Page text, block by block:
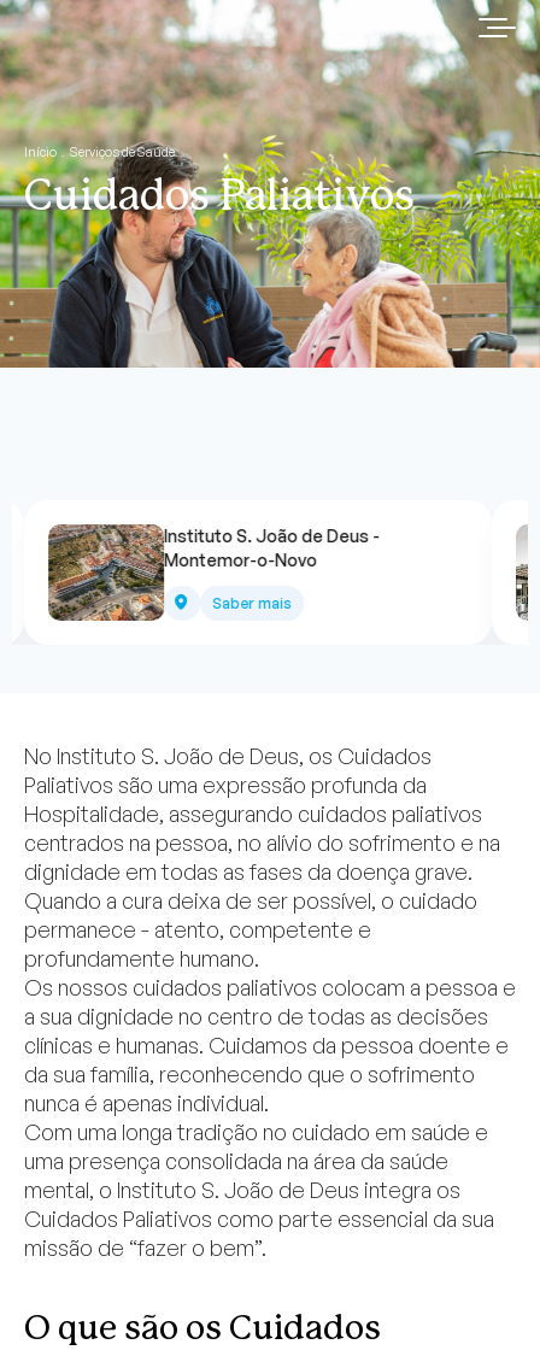
Início Serviços de Saúde
Cuidados Paliativos
Instituto S. João de Deus -
Montemor-o-Novo
Saber mais
No Instituto S. João de Deus, os Cuidados
Paliativos são uma expressão profunda da
Hospitalidade, assegurando cuidados paliativos
centrados na pessoa, no alívio do sofrimento e na
dignidade em todas as fases da doença grave.
Quando a cura deixa de ser possível, o cuidado
permanece - atento, competente e
profundamente humano.
Os nossos cuidados paliativos colocam a pessoa e
a sua dignidade no centro de todas as decisões
clínicas e humanas. Cuidamos da pessoa doente e
da sua família, reconhecendo que o sofrimento
nunca é apenas individual.
Com uma longa tradição no cuidado em saúde e
uma presença consolidada na área da saúde
mental, o Instituto S. João de Deus integra os
Cuidados Paliativos como parte essencial da sua
missão de “fazer o bem”.
O que são os Cuidados